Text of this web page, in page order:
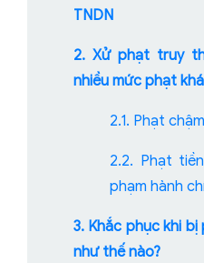
TNDN
2. Xử phạt truy
nhiều mức phạt
2.1. Phạt
2.2. Phạt
phạm hành
3. Khắc phục khi
như thế nào?